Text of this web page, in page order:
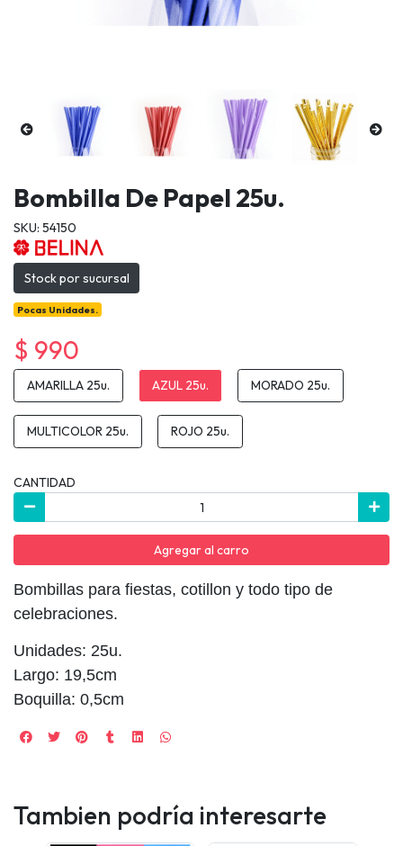
Bombilla De Papel 25u.
SKU: 54150
Stock por sucursal
Pocas Unidades.
$ 990
AMARILLA 25u. AZUL 25u. MORADO 25u.
MULTICOLOR 25u. ROJO 25u.
CANTIDAD
Agregar al carro
Bombillas para fiestas, cotillon y todo tipo de
celebraciones.
Unidades: 25u.
Largo: 19,5cm
Boquilla: 0,5cm
Tambien podría interesarte